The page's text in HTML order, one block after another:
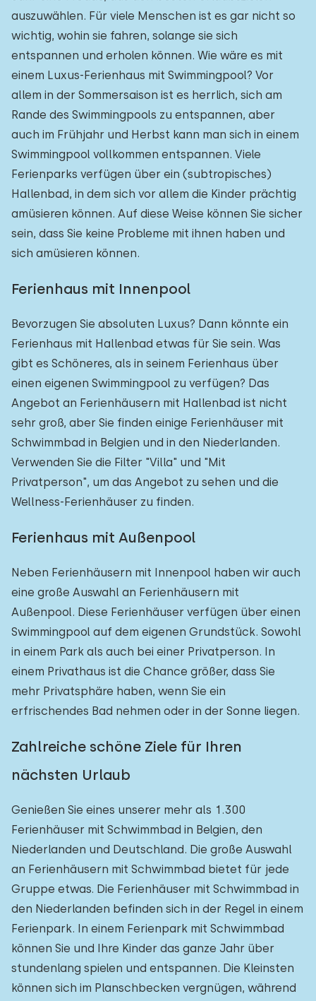
auszuwählen. Für viele Menschen ist es gar nicht so
wichtig, wohin sie fahren, solange sie sich
entspannen und erholen können. Wie wäre es mit
einem Luxus-Ferienhaus mit Swimmingpool? Vor
allem in der Sommersaison ist es herrlich, sich am
Rande des Swimmingpools zu entspannen, aber
auch im Frühjahr und Herbst kann man sich in einem
Swimmingpool vollkommen entspannen. Viele
Ferienparks verfügen über ein (subtropisches)
Hallenbad, in dem sich vor allem die Kinder prächtig
amüsieren können. Auf diese Weise können Sie sicher
sein, dass Sie keine Probleme mit ihnen haben und
sich amüsieren können.
Ferienhaus mit Innenpool
Bevorzugen Sie absoluten Luxus? Dann könnte ein
Ferienhaus mit Hallenbad etwas für Sie sein. Was
gibt es Schöneres, als in seinem Ferienhaus über
einen eigenen Swimmingpool zu verfügen? Das
Angebot an Ferienhäusern mit Hallenbad ist nicht
sehr groß, aber Sie finden einige Ferienhäuser mit
Schwimmbad in Belgien und in den Niederlanden.
Verwenden Sie die Filter "Villa" und "Mit
Privatperson", um das Angebot zu sehen und die
Wellness-Ferienhäuser zu finden.
Ferienhaus mit Außenpool
Neben Ferienhäusern mit Innenpool haben wir auch
eine große Auswahl an Ferienhäusern mit
Außenpool. Diese Ferienhäuser verfügen über einen
Swimmingpool auf dem eigenen Grundstück. Sowohl
in einem Park als auch bei einer Privatperson. In
einem Privathaus ist die Chance größer, dass Sie
mehr Privatsphäre haben, wenn Sie ein
erfrischendes Bad nehmen oder in der Sonne liegen.
Zahlreiche schöne Ziele für Ihren
nächsten Urlaub
Genießen Sie eines unserer mehr als 1.300
Ferienhäuser mit Schwimmbad in Belgien, den
Niederlanden und Deutschland. Die große Auswahl
an Ferienhäusern mit Schwimmbad bietet für jede
Gruppe etwas. Die Ferienhäuser mit Schwimmbad in
den Niederlanden befinden sich in der Regel in einem
Ferienpark. In einem Ferienpark mit Schwimmbad
können Sie und Ihre Kinder das ganze Jahr über
stundenlang spielen und entspannen. Die Kleinsten
können sich im Planschbecken vergnügen, während